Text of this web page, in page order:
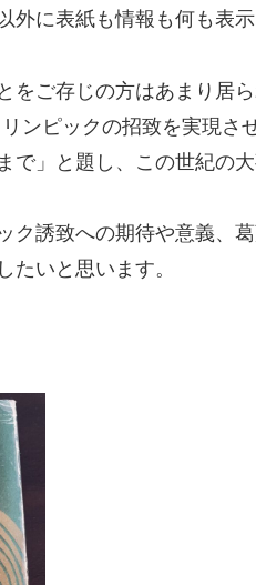
外に表紙も情報も何も表示
をご存じの方はあまり居
ンピックの招致を実現さ
で」と題し、この世紀の
ク誘致への期待や意義、
たいと思います。